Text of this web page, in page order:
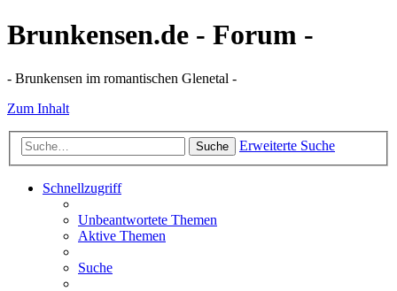
Brunkensen.de - Forum -
- Brunkensen im romantischen Glenetal -
Zum Inhalt
Suche Erweiterte Suche
Schnellzugriff
Unbeantwortete Themen
Aktive Themen
Suche